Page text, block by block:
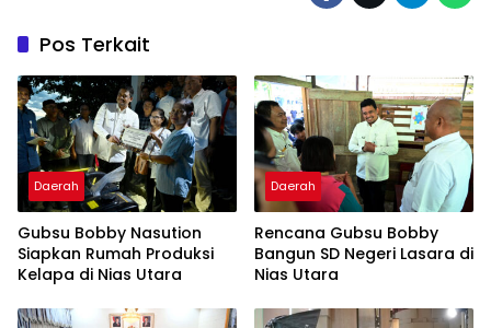
Pos Terkait
Daerah
Gubsu Bobby Nasution
Siapkan Rumah Produksi
Kelapa di Nias Utara
Daerah
Rencana Gubsu Bobby
Bangun SD Negeri Lasara di
Nias Utara